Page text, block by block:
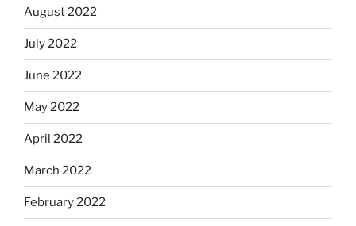
August 2022
July 2022
June 2022
May 2022
April 2022
March 2022
February 2022